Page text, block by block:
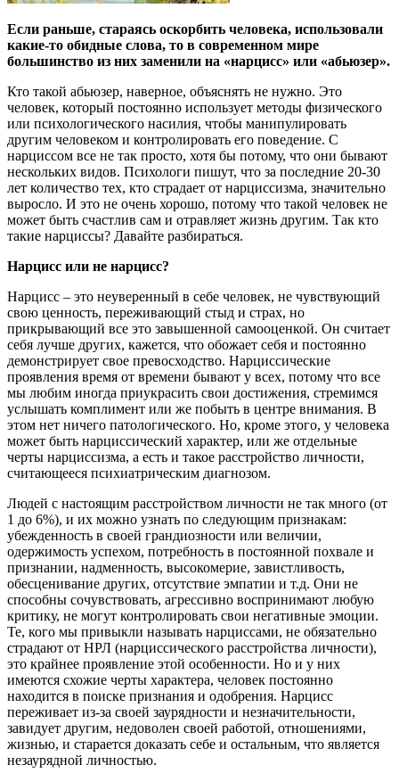
Если раньше, стараясь оскорбить человека, использовали
какие-то обидные слова, то в современном мире
большинство из них заменили на «нарцисс» или «абьюзер».
Кто такой абьюзер, наверное, объяснять не нужно. Это
человек, который постоянно использует методы физического
или психологического насилия, чтобы манипулировать
другим человеком и контролировать его поведение. С
нарциссом все не так просто, хотя бы потому, что они бывают
нескольких видов. Психологи пишут, что за последние 20-30
лет количество тех, кто страдает от нарциссизма, значительно
выросло. И это не очень хорошо, потому что такой человек не
может быть счастлив сам и отравляет жизнь другим. Так кто
такие нарциссы? Давайте разбираться.
Нарцисс или не нарцисс?
Нарцисс – это неуверенный в себе человек, не чувствующий
свою ценность, переживающий стыд и страх, но
прикрывающий все это завышенной самооценкой. Он считает
себя лучше других, кажется, что обожает себя и постоянно
демонстрирует свое превосходство. Нарциссические
проявления время от времени бывают у всех, потому что все
мы любим иногда приукрасить свои достижения, стремимся
услышать комплимент или же побыть в центре внимания. В
этом нет ничего патологического. Но, кроме этого, у человека
может быть нарциссический характер, или же отдельные
черты нарциссизма, а есть и такое расстройство личности,
считающееся психиатрическим диагнозом.
Людей с настоящим расстройством личности не так много (от
1 до 6%), и их можно узнать по следующим признакам:
убежденность в своей грандиозности или величии,
одержимость успехом, потребность в постоянной похвале и
признании, надменность, высокомерие, завистливость,
обесценивание других, отсутствие эмпатии и т.д. Они не
способны сочувствовать, агрессивно воспринимают любую
критику, не могут контролировать свои негативные эмоции.
Те, кого мы привыкли называть нарциссами, не обязательно
страдают от НРЛ (нарциссического расстройства личности),
это крайнее проявление этой особенности. Но и у них
имеются схожие черты характера, человек постоянно
находится в поиске признания и одобрения. Нарцисс
переживает из-за своей заурядности и незначительности,
завидует другим, недоволен своей работой, отношениями,
жизнью, и старается доказать себе и остальным, что является
незаурядной личностью.